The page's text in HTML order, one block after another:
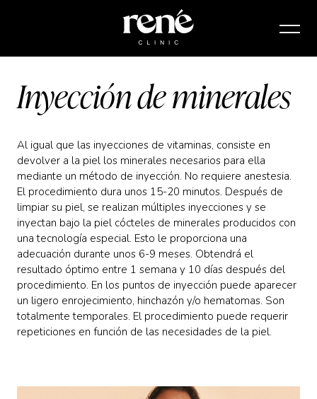
Inyección de minerales
Al igual que las inyecciones de vitaminas, consiste en
devolver a la piel los minerales necesarios para ella
mediante un método de inyección. No requiere anestesia.
El procedimiento dura unos 15-20 minutos. Después de
limpiar su piel, se realizan múltiples inyecciones y se
inyectan bajo la piel cócteles de minerales producidos con
una tecnología especial. Esto le proporciona una
adecuación durante unos 6-9 meses. Obtendrá el
resultado óptimo entre 1 semana y 10 días después del
procedimiento. En los puntos de inyección puede aparecer
un ligero enrojecimiento, hinchazón y/o hematomas. Son
totalmente temporales. El procedimiento puede requerir
repeticiones en función de las necesidades de la piel.